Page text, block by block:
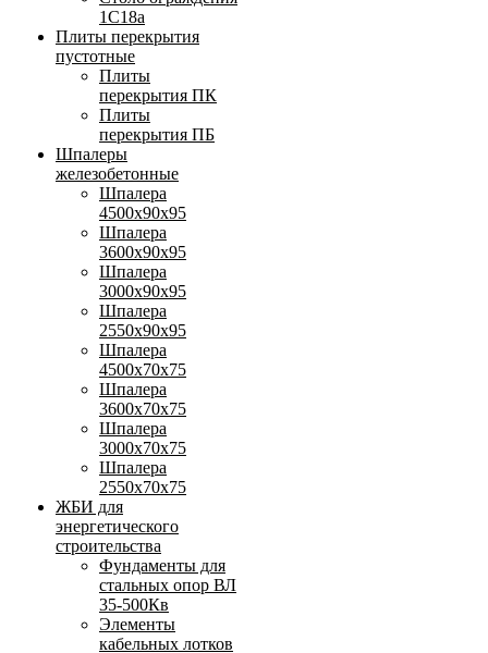
1С18а
Плиты перекрытия
пустотные
Плиты
перекрытия ПК
Плиты
перекрытия ПБ
Шпалеры
железобетонные
Шпалера
4500х90х95
Шпалера
3600х90х95
Шпалера
3000х90х95
Шпалера
2550х90х95
Шпалера
4500х70х75
Шпалера
3600х70х75
Шпалера
3000х70х75
Шпалера
2550х70х75
ЖБИ для
энергетического
строительства
Фундаменты для
стальных опор ВЛ
35-500Кв
Элементы
кабельных лотков